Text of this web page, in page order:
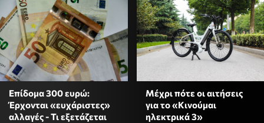
Επίδομα 300 ευρώ:
Έρχονται «ευχάριστες»
αλλαγές - Τι εξετάζεται
Μέχρι πότε οι αιτήσεις
για το «Κινούμαι
ηλεκτρικά 3»